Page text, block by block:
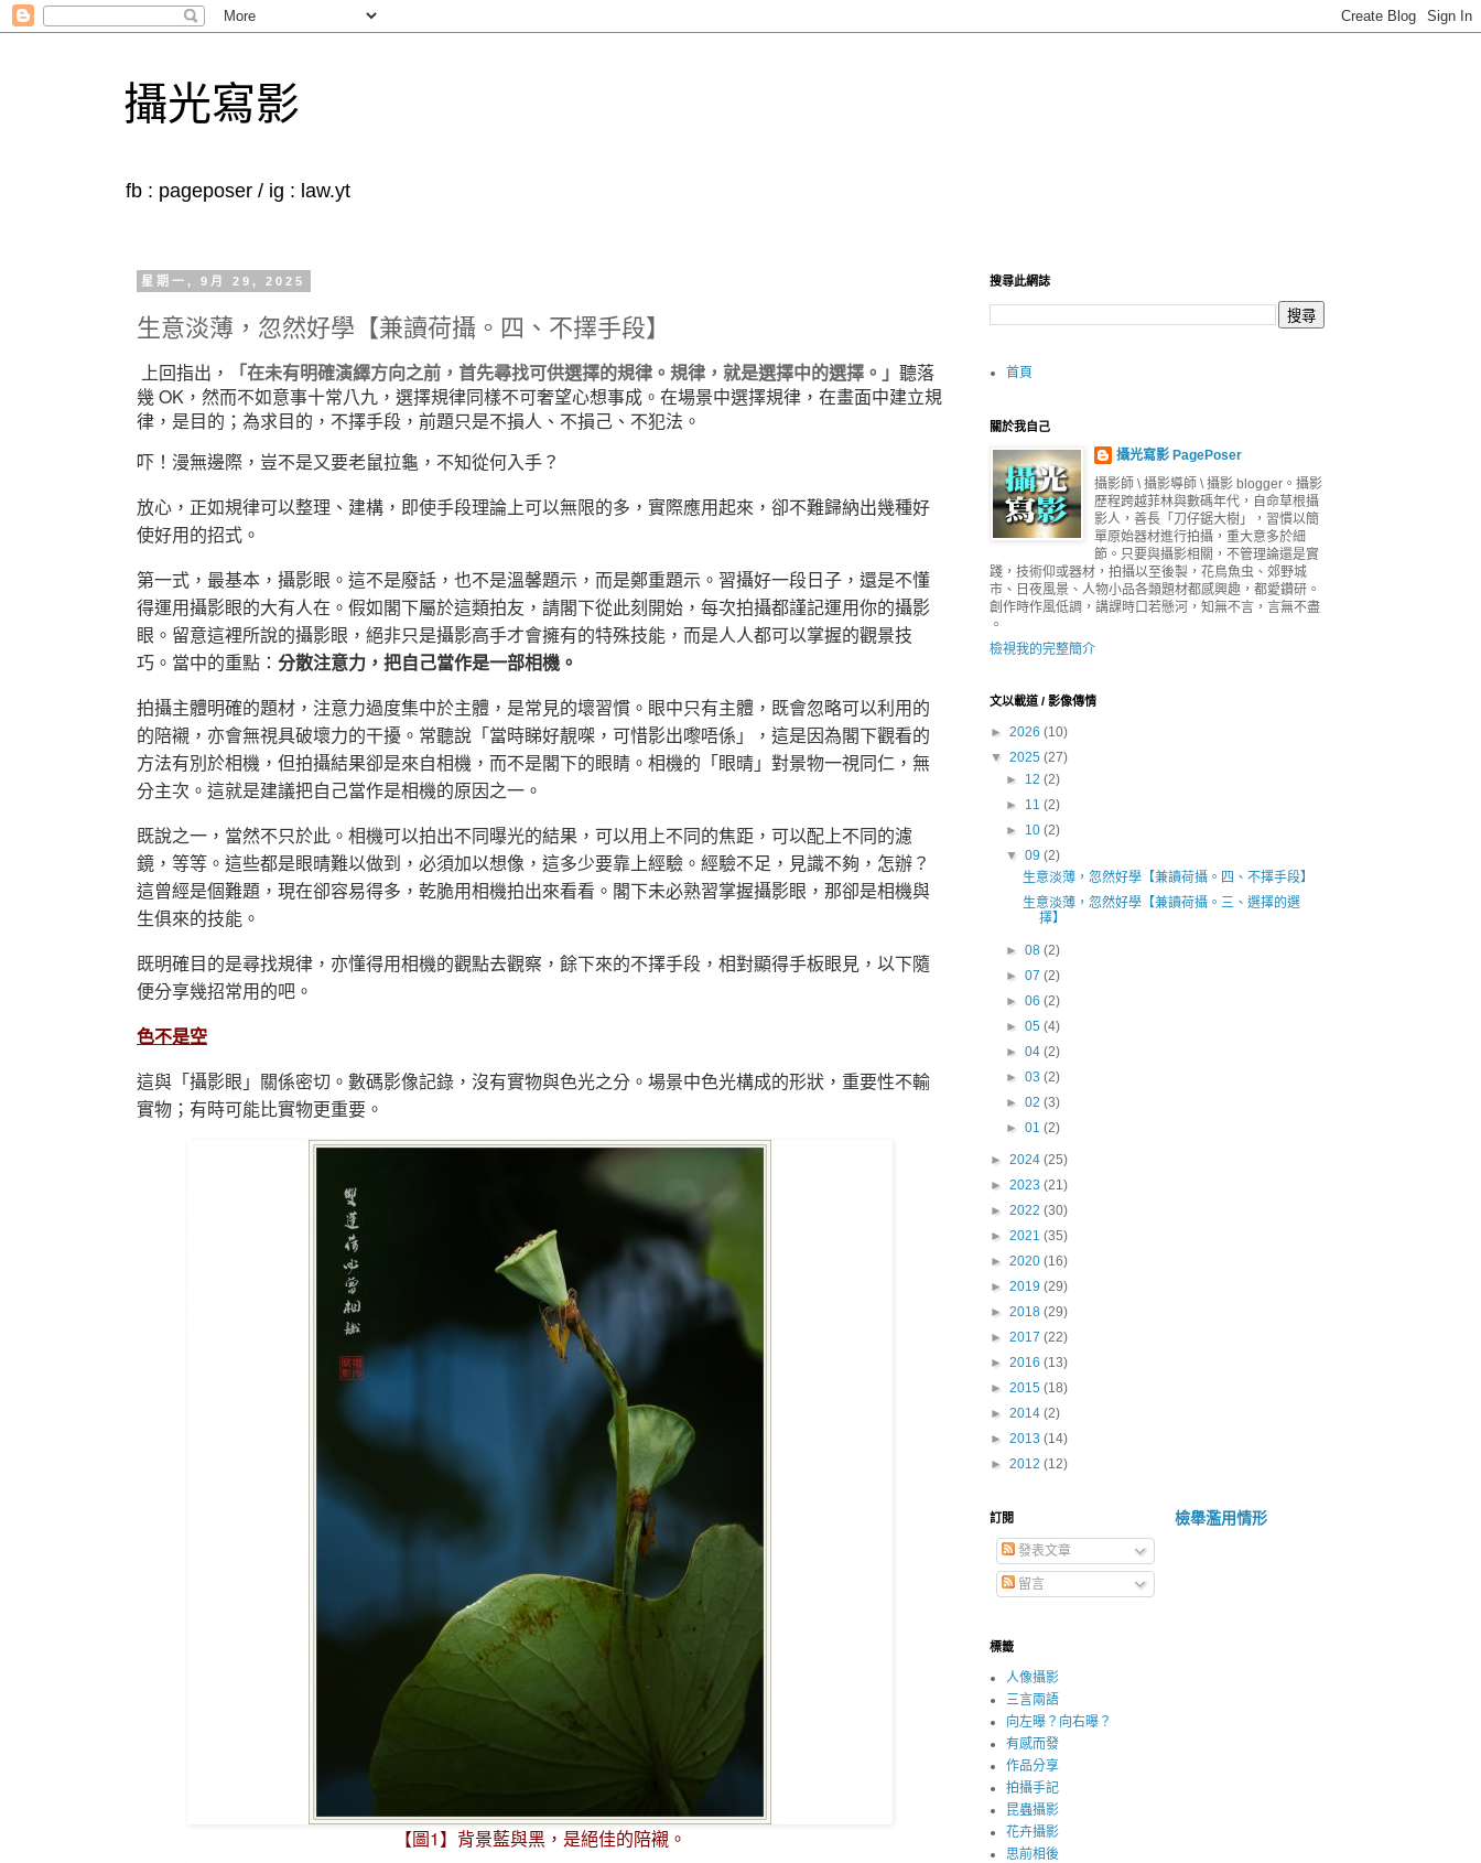
攝光寫影
fb : pageposer / ig : law.yt
星期一, 9月 29, 2025
生意淡薄，忽然好學【兼讀荷攝。四、不擇手段】
上回指出， 「在未有明確演繹方向之前，首先尋找可供選擇的規律。規律，就是選擇中的選擇。」 聽落
幾 OK，然而不如意事十常八九，選擇規律同樣不可奢望心想事成。在場景中選擇規律，在畫面中建立規
律，是目的；為求目的，不擇手段，前題只是不損人、不損己、不犯法。
吓！漫無邊際，豈不是又要老鼠拉龜，不知從何入手？
放心，正如規律可以整理、建構，即使手段理論上可以無限的多，實際應用起來，卻不難歸納出幾種好
使好用的招式。
第一式，最基本，攝影眼。這不是廢話，也不是溫馨題示，而是鄭重題示。習攝好一段日子，還是不懂
得運用攝影眼的大有人在。假如閣下屬於這類拍友，請閣下從此刻開始，每次拍攝都謹記運用你的攝影
眼。留意這裡所說的攝影眼，絕非只是攝影高手才會擁有的特殊技能，而是人人都可以掌握的觀景技
巧。當中的重點： 分散注意力，把自己當作是一部相機。
拍攝主體明確的題材，注意力過度集中於主體，是常見的壞習慣。眼中只有主體，既會忽略可以利用的
的陪襯，亦會無視具破壞力的干擾。常聽說「當時睇好靚㗎，可惜影出嚟唔係」，這是因為閣下觀看的
方法有別於相機，但拍攝結果卻是來自相機，而不是閣下的眼睛。相機的「眼晴」對景物一視同仁，無
分主次。這就是建議把自己當作是相機的原因之一。
既說之一，當然不只於此。相機可以拍出不同曝光的結果，可以用上不同的焦距，可以配上不同的濾
鏡，等等。這些都是眼晴難以做到，必須加以想像，這多少要靠上經驗。經驗不足，見識不夠，怎辦？
這曾經是個難題，現在卻容易得多，乾脆用相機拍出來看看。閣下未必熟習掌握攝影眼，那卻是相機與
生俱來的技能。
既明確目的是尋找規律，亦懂得用相機的觀點去觀察，餘下來的不擇手段，相對顯得手板眼見，以下隨
便分享幾招常用的吧。
色不是空
這與「攝影眼」關係密切。數碼影像記錄，沒有實物與色光之分。場景中色光構成的形狀，重要性不輸
實物；有時可能比實物更重要。
【圖1】背景藍與黑，是絕佳的陪襯。
搜尋此網誌
首頁
關於我自己
攝光寫影 PagePoser
攝影師 \ 攝影導師 \ 攝影 blogger。攝影
歷程跨越菲林與數碼年代，自命草根攝
影人，善長「刀仔鋸大樹」，習慣以簡
單原始器材進行拍攝，重大意多於細
節。只要與攝影相關，不管理論還是實
踐，技術仰或器材，拍攝以至後製，花鳥魚虫、郊野城
市、日夜風景、人物小品各類題材都感興趣，都愛鑽研。
創作時作風低調，講課時口若懸河，知無不言，言無不盡
。
檢視我的完整簡介
文以載道 / 影像傳情
► 2026 (10)
▼ 2025 (27)
► 12(2)
► 11(2)
► 10(2)
▼09(2)
生意淡薄，忽然好學【兼讀荷攝。四、不擇手段】
生意淡薄，忽然好學【兼讀荷攝。三、選擇的選
擇】
►08(2)
►07(2)
►06(2)
►05(4)
►04(2)
►03(2)
►02(3)
►01(2)
► 2024 (25)
► 2023 (21)
► 2022 (30)
► 2021 (35)
► 2020 (16)
► 2019 (29)
► 2018 (29)
► 2017 (22)
► 2016 (13)
► 2015 (18)
► 2014 (2)
► 2013 (14)
► 2012 (12)
訂閱
發表文章
留言
檢舉濫用情形
標籤
人像攝影
三言兩語
向左曝？向右曝？
有感而發
作品分享
拍攝手記
昆蟲攝影
花卉攝影
思前相後